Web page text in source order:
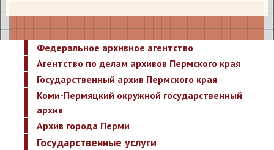
Федеральное архивное агентство
Агентство по делам архивов Пермского края
Государственный архив Пермского края
Коми-Пермяцкий окружной государственный
архив
Архив города Перми
Государственные услуги